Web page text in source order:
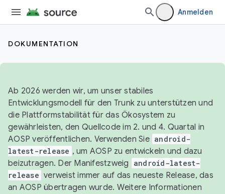
Anmelden
DOKUMENTATION
Ab 2026 werden wir, um unser stabiles
Entwicklungsmodell für den Trunk zu unterstützen und
die Plattformstabilität für das Ökosystem zu
gewährleisten, den Quellcode im 2. und 4. Quartal in
AOSP veröffentlichen. Verwenden Sie android-
latest-release , um AOSP zu entwickeln und dazu
beizutragen. Der Manifestzweig
android-latest-
release verweist immer auf das neueste Release, das
an AOSP übertragen wurde. Weitere Informationen